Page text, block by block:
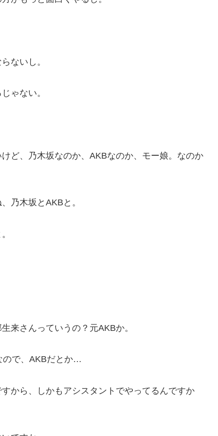
ないし。
ゃない。
ど、乃木坂なのか、AKBなのか、モー娘。なのか
乃木坂とAKBと。
来さんっていうの？元AKBか。
ので、AKBだとか…
から、しかもアシスタントでやってるんですか